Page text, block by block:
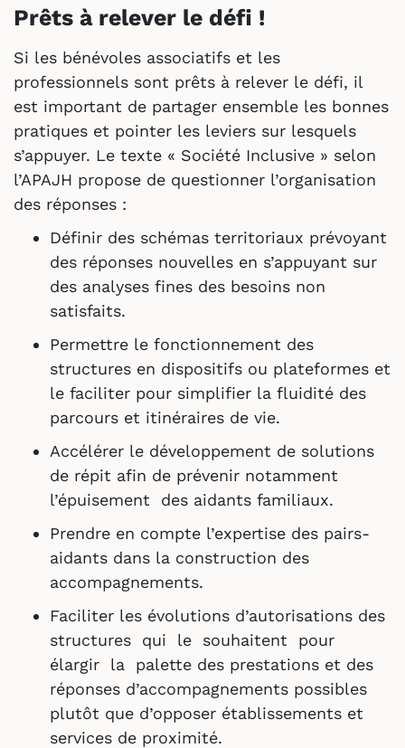
Prêts à relever le défi !
Si les bénévoles associatifs et les
professionnels sont prêts à relever le défi, il
est important de partager ensemble les bonnes
pratiques et pointer les leviers sur lesquels
s’appuyer. Le texte « Société Inclusive » selon
l’APAJH propose de questionner l’organisation
des réponses :
Déﬁnir des schémas territoriaux prévoyant
des réponses nouvelles en s’appuyant sur
des analyses ﬁnes des besoins non
satisfaits.
Permettre le fonctionnement des
structures en dispositifs ou plateformes et
le faciliter pour simpliﬁer la ﬂuidité des
parcours et itinéraires de vie.
Accélérer le développement de solutions
de répit aﬁn de prévenir notamment
l’épuisement des aidants familiaux.
Prendre en compte l’expertise des pairs-
aidants dans la construction des
accompagnements.
Faciliter les évolutions d’autorisations des
structures qui le souhaitent pour
élargir la palette des prestations et des
réponses d’accompagnements possibles
plutôt que d’opposer établissements et
services de proximité.